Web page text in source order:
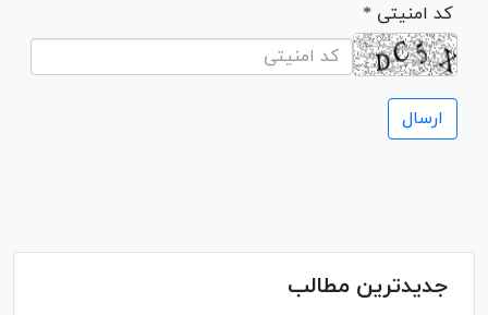
* کد امنیتی
جدیدترین مطالب